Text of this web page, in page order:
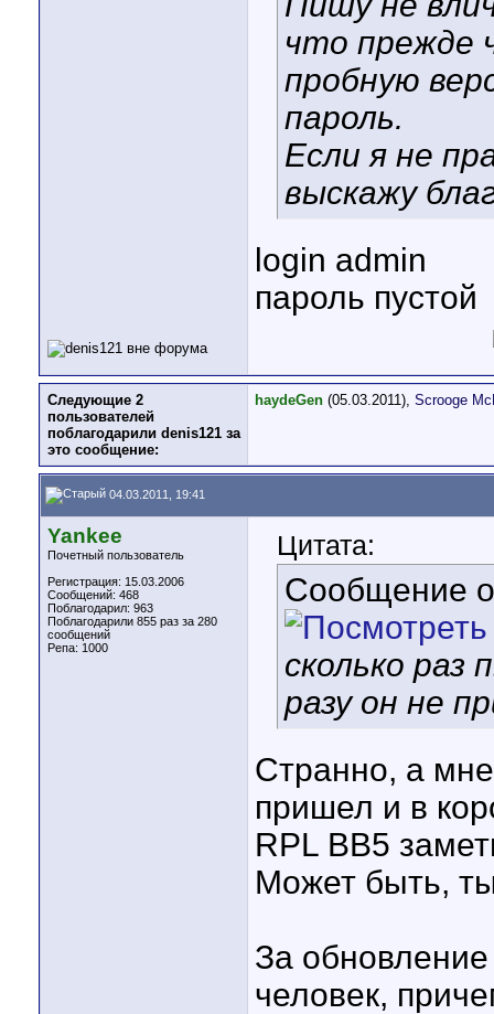
что прежде
пробную
пароль.
Если я не
выскажу
login admin
пароль пустой
Следующие 2
пользователей
поблагодарили denis121 за
это сообщение:
haydeGen (05.03.2011), Scrooge
04.03.2011, 19:41
Yankee
Почетный пользователь
Регистрация: 15.03.2006
Сообщений: 468
Поблагодарил: 963
Поблагодарили 855 раз за 280
сообщений
Репа: 1000
Цитата:
Сообщение
сколько раз
разу он не
Странно, а мне
пришел и в
RPL BB5
Может быть,
За обновление
человек,